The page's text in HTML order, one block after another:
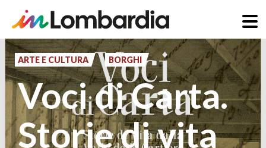
Salta
al
contenuto
principale
ARTE E CULTURA BORGHI
Voci di Carta.
Storie di vita